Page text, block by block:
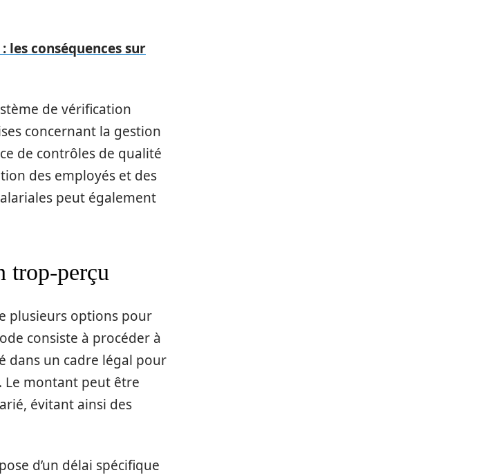
les conséquences sur
de vérification
concernant la gestion
de contrôles de qualité
des employés et des
peut également
trop-perçu
plusieurs options pour
consiste à procéder à
dans un cadre légal pour
Le montant peut être
évitant ainsi des
d’un délai spécifique